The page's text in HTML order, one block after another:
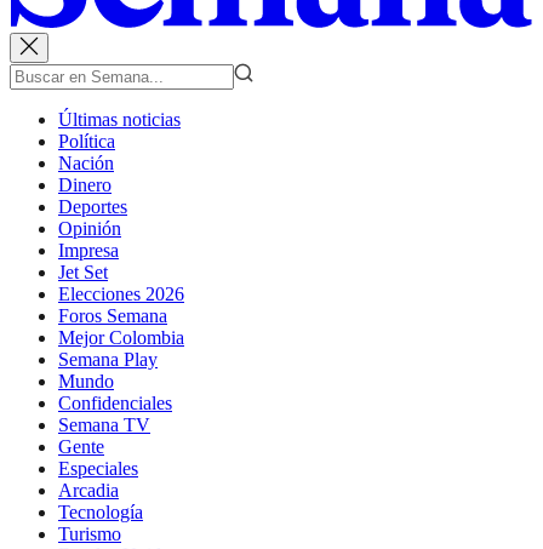
Últimas noticias
Política
Nación
Dinero
Deportes
Opinión
Impresa
Jet Set
Elecciones 2026
Foros Semana
Mejor Colombia
Semana Play
Mundo
Confidenciales
Semana TV
Gente
Especiales
Arcadia
Tecnología
Turismo